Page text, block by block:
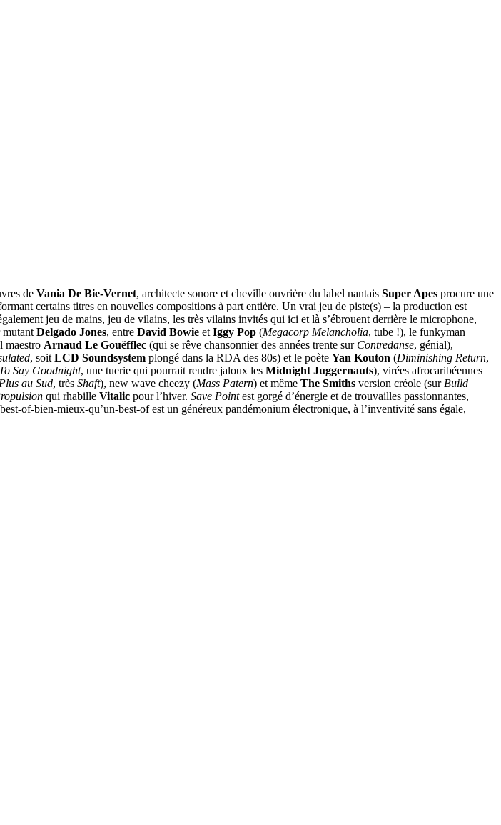
de Vania De Bie-Vernet, architecte sonore et cheville ouvrière du label nantais Super Apes procure une
certains titres en nouvelles compositions à part entière. Un vrai jeu de piste(s) – la production est
jeu de mains, jeu de vilains, les très vilains invités qui ici et là s’ébrouent derrière le microphone,
mutant Delgado Jones, entre David Bowie et Iggy Pop (Megacorp Melancholia, tube !), le funkyman
maestro Arnaud Le Gouëfflec (qui se rêve chansonnier des années trente sur Contredanse, génial),
, soit LCD Soundsystem plongé dans la RDA des 80s) et le poète Yan Kouton (Diminishing Return,
Say Goodnight, une tuerie qui pourrait rendre jaloux les Midnight Juggernauts), virées afrocaribéennes
au Sud, très Shaft), new wave cheezy (Mass Patern) et même The Smiths version créole (sur Build
qui rhabille Vitalic pour l’hiver. Save Pointest gorgé d’énergie et de trouvailles passionnantes,
of-bien-mieux-qu’un-best-of est un généreux pandémonium électronique, à l’inventivité sans égale,